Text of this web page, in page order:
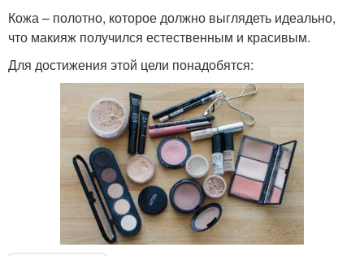
Кожа – полотно, которое должно выглядеть идеально,
что макияж получился естественным и красивым.
Для достижения этой цели понадобятся: